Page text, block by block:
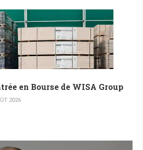
en Bourse de WISA Group
2026